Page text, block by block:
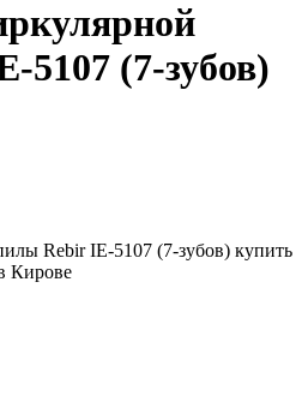
5107 (7-зубов)